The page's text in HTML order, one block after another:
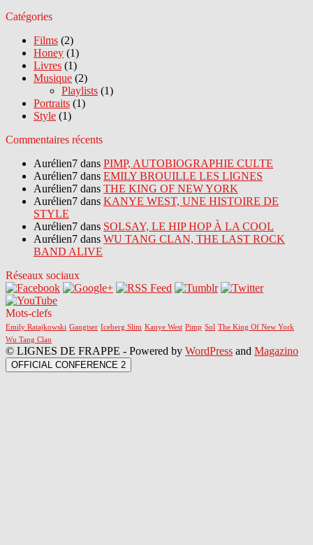
Catégories
Films (2)
Honey (1)
Livres (1)
Musique (2)
Playlists (1)
Portraits (1)
Style (1)
Commentaires récents
Aurélien7 dans PIMP, AUTOBIOGRAPHIE CULTE
Aurélien7 dans EMILY BROUILLE LES LIGNES
Aurélien7 dans THE KING OF NEW YORK
Aurélien7 dans KANYE WEST, UNE HISTOIRE DE
STYLE
Aurélien7 dans SOLSAY, LE HIP HOP À LA COOL
Aurélien7 dans WU TANG CLAN, THE LAST ROCK
BAND ALIVE
Réseaux sociaux
Mots-clefs
Emily Ratajkowski Gangtser Iceberg Slim Kanye West Pimp Sol The King Of New York
Wu Tang Clan
© LIGNES DE FRAPPE - Powered by WordPress and Magazino
OFFICIAL CONFERENCE 2